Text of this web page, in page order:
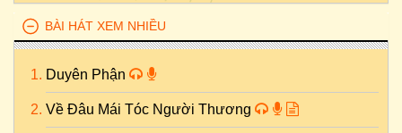
BÀI HÁT XEM NHIỀU
Duyên Phận
Về Đâu Mái Tóc Người Thương